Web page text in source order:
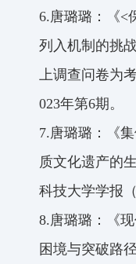
6.唐璐璐：《<
列入机制的挑
上调查问卷为
023年第6期。
7.唐璐璐：《
质文化遗产的
科技大学学报
8.唐璐璐：《
困境与突破路